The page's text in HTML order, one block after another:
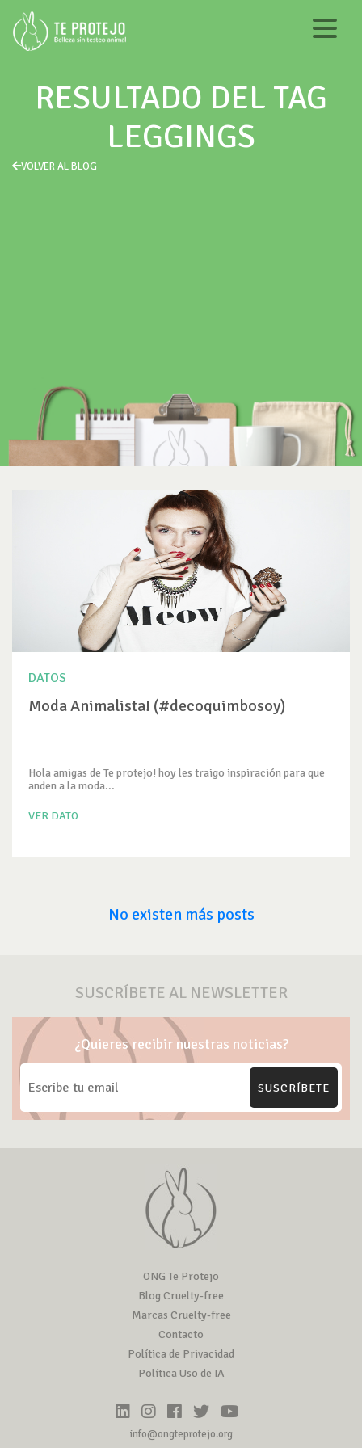
RESULTADO DEL TAG
LEGGINGS
VOLVER AL BLOG
DATOS
Moda Animalista! (#decoquimbosoy)
Hola amigas de Te protejo! hoy les traigo inspiración para que
anden a la moda...
VER DATO
No existen más posts
SUSCRÍBETE AL NEWSLETTER
¿Quieres recibir nuestras noticias?
SUSCRÍBETE
ONG Te Protejo
Blog Cruelty-free
Marcas Cruelty-free
Contacto
Política de Privacidad
Política Uso de IA
info@ongteprotejo.org